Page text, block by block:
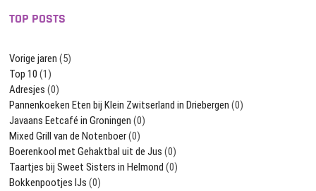
TOP POSTS
Vorige jaren (5)
Top 10 (1)
Adresjes (0)
Pannenkoeken Eten bij Klein Zwitserland in Driebergen (0)
Javaans Eetcafé in Groningen (0)
Mixed Grill van de Notenboer(0)
Boerenkool met Gehaktbal uit de Jus (0)
Taartjes bij Sweet Sisters in Helmond (0)
Bokkenpootjes IJs (0)